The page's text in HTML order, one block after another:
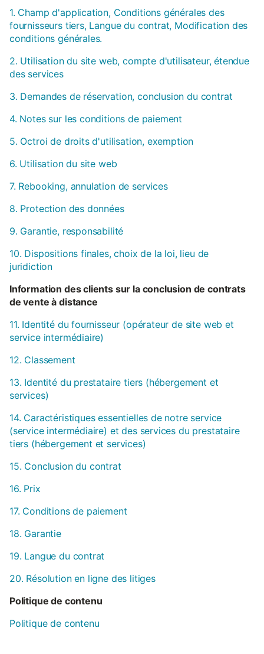
1. Champ d'application, Conditions générales des
fournisseurs tiers, Langue du contrat, Modification des
conditions générales.
2. Utilisation du site web, compte d'utilisateur, étendue
des services
3. Demandes de réservation, conclusion du contrat
4. Notes sur les conditions de paiement
5. Octroi de droits d'utilisation, exemption
6. Utilisation du site web
7. Rebooking, annulation de services
8. Protection des données
9. Garantie, responsabilité
10. Dispositions finales, choix de la loi, lieu de
juridiction
Information des clients sur la conclusion de contrats
de vente à distance
11. Identité du fournisseur (opérateur de site web et
service intermédiaire)
12. Classement
13. Identité du prestataire tiers (hébergement et
services)
14. Caractéristiques essentielles de notre service
(service intermédiaire) et des services du prestataire
tiers (hébergement et services)
15. Conclusion du contrat
16. Prix
17. Conditions de paiement
18. Garantie
19. Langue du contrat
20. Résolution en ligne des litiges
Politique de contenu
Politique de contenu